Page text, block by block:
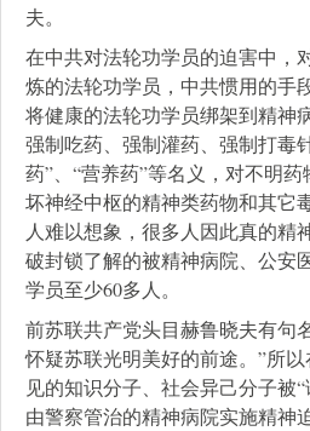
夫。
在中共对法轮功学员的迫害中，
炼的法轮功学员，中共惯用的手
将健康的法轮功学员绑架到精神
强制吃药、强制灌药、强制打毒
药”、“营养药”等名义，对不明
坏神经中枢的精神类药物和其它
人难以想象，很多人因此真的精
破封锁了解的被精神病院、公安
学员至少60多人。
前苏联共产党头目赫鲁晓夫有句
怀疑苏联光明美好的前途。”所
见的知识分子、社会异己分子被
由警察管治的精神病院实施精神